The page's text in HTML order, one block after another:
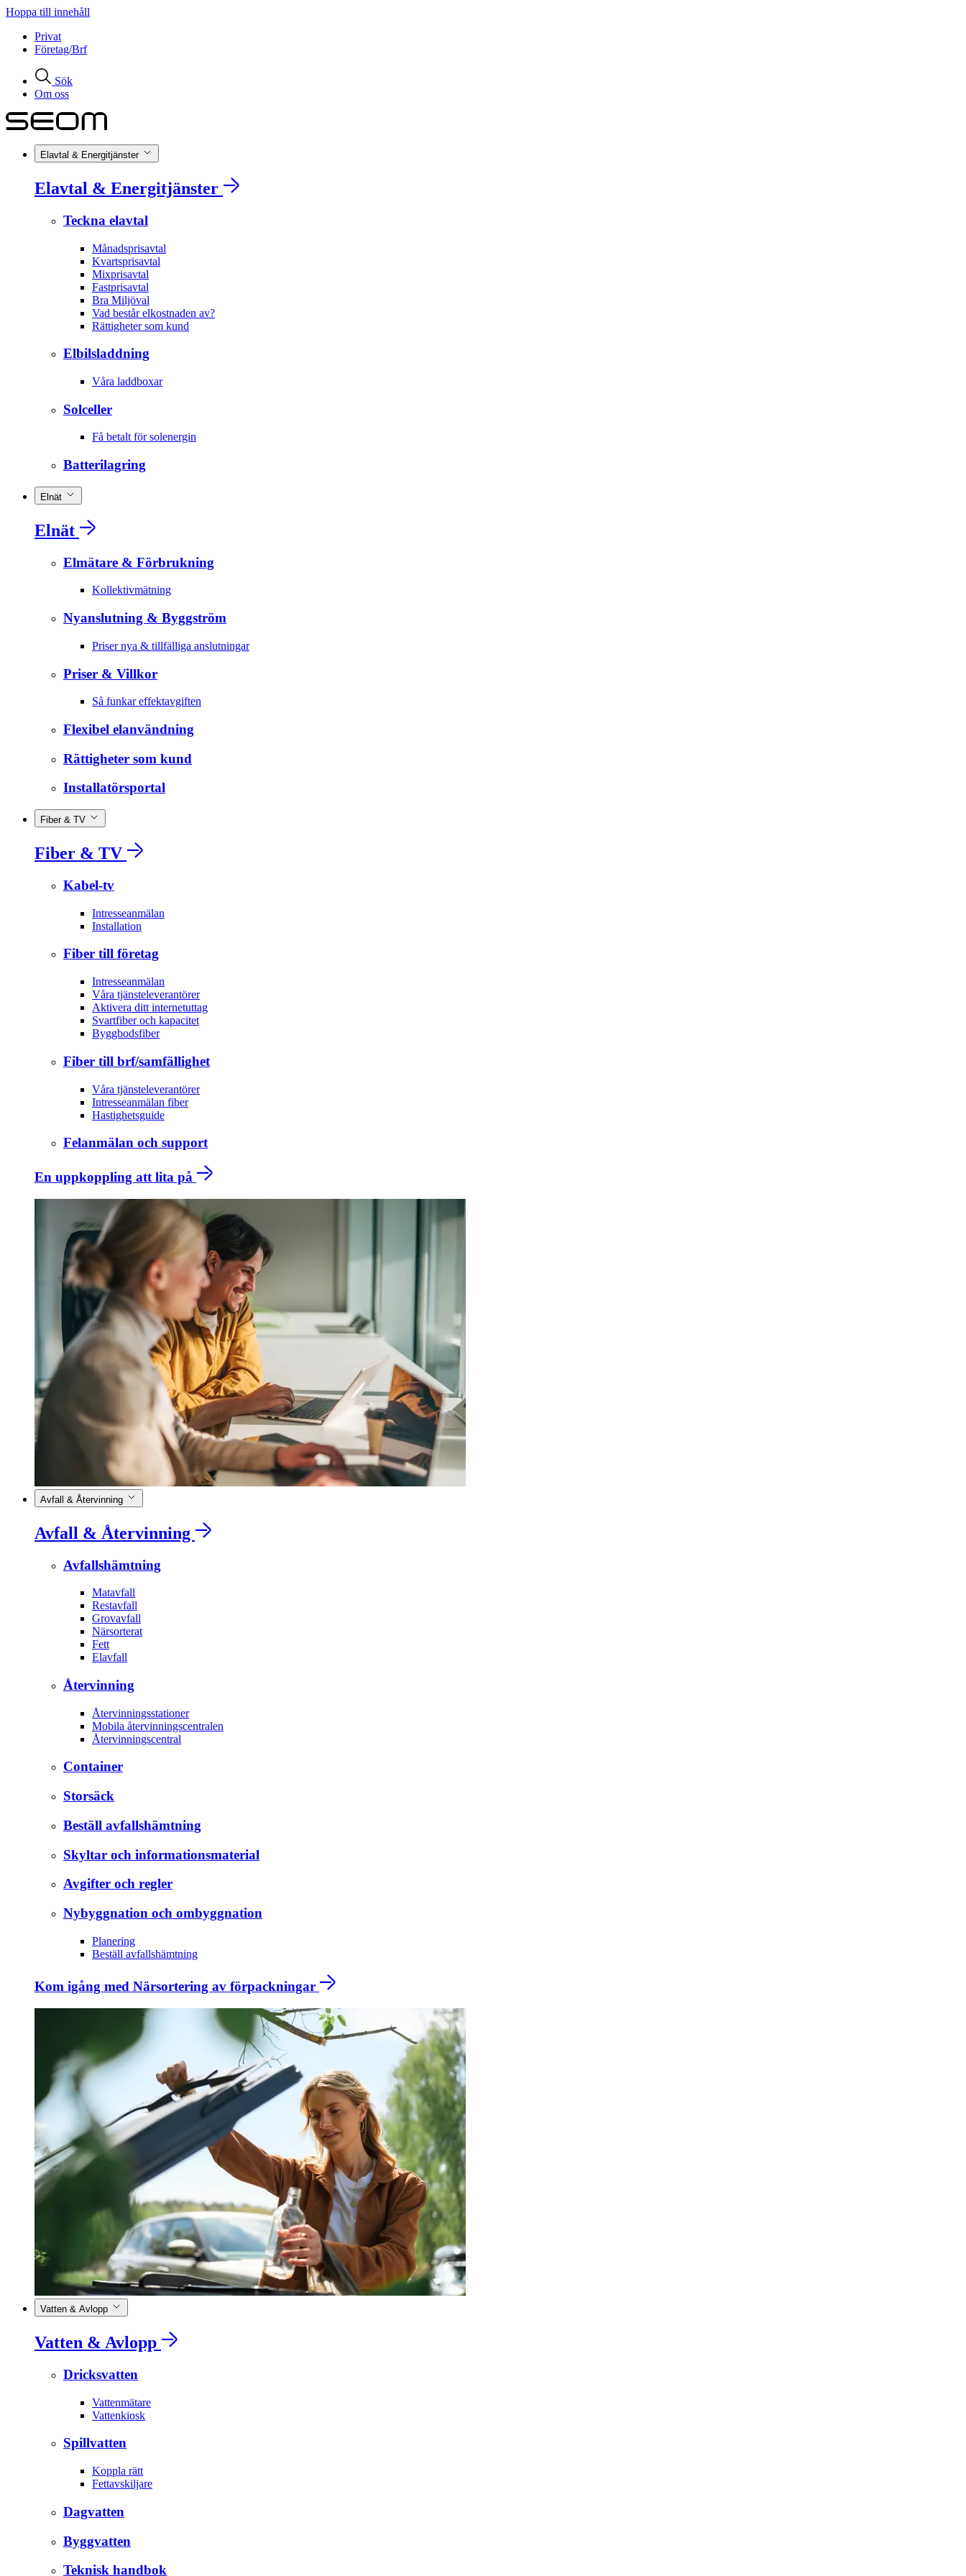
Hoppa till innehåll
Privat
Företag/Brf
Sök
Om oss
Elavtal & Energitjänster
Elavtal & Energitjänster
Teckna elavtal
Månadsprisavtal
Kvartsprisavtal
Mixprisavtal
Fastprisavtal
Bra Miljöval
Vad består elkostnaden av?
Rättigheter som kund
Elbilsladdning
Våra laddboxar
Solceller
Få betalt för solenergin
Batterilagring
Elnät
Elnät
Elmätare & Förbrukning
Kollektivmätning
Nyanslutning & Byggström
Priser nya & tillfälliga anslutningar
Priser & Villkor
Så funkar effektavgiften
Flexibel elanvändning
Rättigheter som kund
Installatörsportal
Fiber & TV
Fiber & TV
Kabel-tv
Intresseanmälan
Installation
Fiber till företag
Intresseanmälan
Våra tjänsteleverantörer
Aktivera ditt internetuttag
Svartfiber och kapacitet
Byggbodsfiber
Fiber till brf/samfällighet
Våra tjänsteleverantörer
Intresseanmälan fiber
Hastighetsguide
Felanmälan och support
En uppkoppling att lita på
Avfall & Återvinning
Avfall & Återvinning
Avfallshämtning
Matavfall
Restavfall
Grovavfall
Närsorterat
Fett
Elavfall
Återvinning
Återvinningsstationer
Mobila återvinningscentralen
Återvinningscentral
Container
Storsäck
Beställ avfallshämtning
Skyltar och informationsmaterial
Avgifter och regler
Nybyggnation och ombyggnation
Planering
Beställ avfallshämtning
Kom igång med Närsortering av förpackningar
Vatten & Avlopp
Vatten & Avlopp
Dricksvatten
Vattenmätare
Vattenkiosk
Spillvatten
Koppla rätt
Fettavskiljare
Dagvatten
Byggvatten
Teknisk handbok